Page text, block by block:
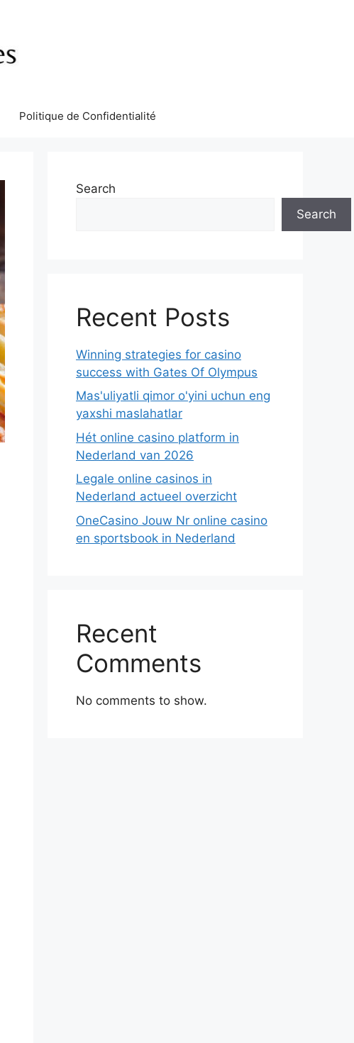
Politique de Confidentialité
Search
Search
Recent Posts
Winning strategies for casino
success with Gates Of Olympus
Mas'uliyatli qimor o'yini uchun eng
yaxshi maslahatlar
Hét online casino platform in
Nederland van 2026
Legale online casinos in
Nederland actueel overzicht
OneCasino Jouw Nr online casino
en sportsbook in Nederland
Recent
Comments
No comments to show.